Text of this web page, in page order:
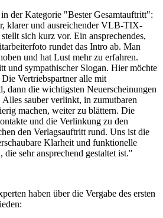
der Kategorie "Bester Gesamtauftritt":
klarer und ausreichender VLB-TIX-
sich kurz vor. Ein ansprechendes,
rundet das Intro ab. Man
und hat Lust mehr zu erfahren.
und sympathischer Slogan. Hier möchte
Vertriebspartner alle mit
dann die wichtigsten Neuerscheinungen
sauber verlinkt, in zumutbaren
machen, weiter zu blättern. Die
und die Verlinkung zu den
den Verlagsauftritt rund. Uns ist die
Klarheit und funktionelle
die sehr ansprechend gestaltet ist."
haben über die Vergabe des ersten